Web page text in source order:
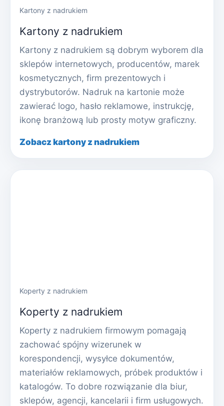
Kartony z nadrukiem
Kartony z nadrukiem
Kartony z nadrukiem są dobrym wyborem dla
sklepów internetowych, producentów, marek
kosmetycznych, firm prezentowych i
dystrybutorów. Nadruk na kartonie może
zawierać logo, hasło reklamowe, instrukcję,
ikonę branżową lub prosty motyw graficzny.
Zobacz kartony z nadrukiem
Koperty z nadrukiem
Koperty z nadrukiem
Koperty z nadrukiem firmowym pomagają
zachować spójny wizerunek w
korespondencji, wysyłce dokumentów,
materiałów reklamowych, próbek produktów i
katalogów. To dobre rozwiązanie dla biur,
sklepów, agencji, kancelarii i firm usługowych.